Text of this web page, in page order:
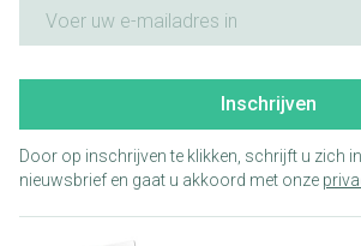
Inschrijven
Door op inschrijven te klikken, schrijft u zich
nieuwsbrief en gaat u akkoord met onze